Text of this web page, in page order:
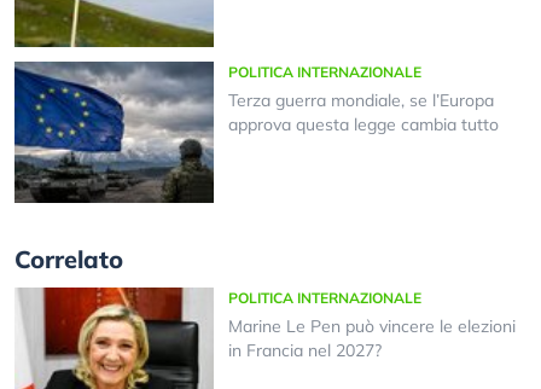
POLITICA INTERNAZIONALE
Terza guerra mondiale, se l’Europa
approva questa legge cambia tutto
Correlato
POLITICA INTERNAZIONALE
Marine Le Pen può vincere le elezioni
in Francia nel 2027?